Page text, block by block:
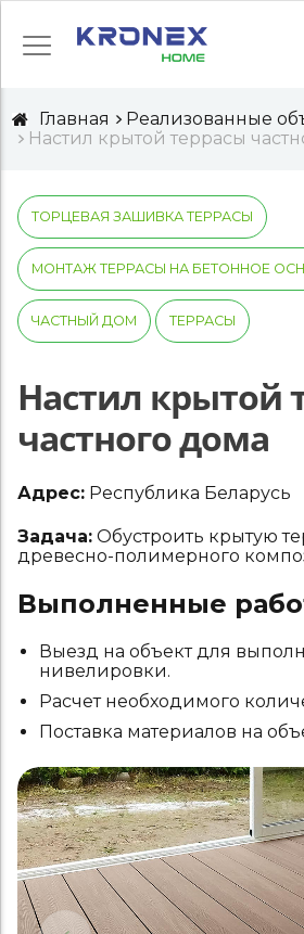
Главная
Реализованные
Настил крытой террасы
ТОРЦЕВАЯ ЗАШИВКА ТЕРРАСЫ
МОНТАЖ ТЕРРАСЫ НА БЕТОННОЕ
ЧАСТНЫЙ ДОМ ТЕРРАСЫ
Настил крытой
частного дома
Адрес: Республика Беларусь
Задача: Обустроить крытую
древесно-полимерного
Выполненные
Выезд на объект для
нивелировки.
Расчет необходимого
Поставка материалов на